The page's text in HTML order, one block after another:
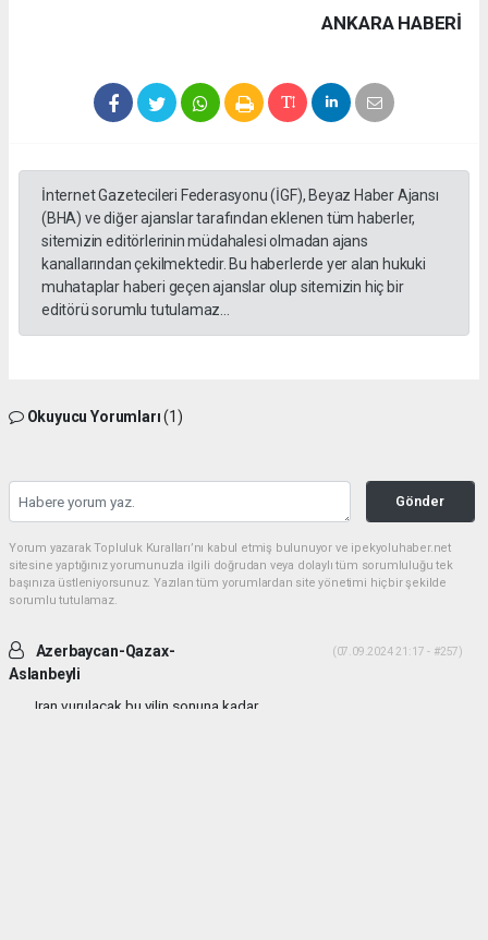
ANKARA HABERİ
İnternet Gazetecileri Federasyonu (İGF), Beyaz Haber Ajansı
(BHA) ve diğer ajanslar tarafından eklenen tüm haberler,
sitemizin editörlerinin müdahalesi olmadan ajans
kanallarından çekilmektedir. Bu haberlerde yer alan hukuki
muhataplar haberi geçen ajanslar olup sitemizin hiç bir
editörü sorumlu tutulamaz...
Okuyucu Yorumları(1)
Gönder
Yorum yazarak Topluluk Kuralları’nı kabul etmiş bulunuyor ve ipekyoluhaber.net
sitesine yaptığınız yorumunuzla ilgili doğrudan veya dolaylı tüm sorumluluğu tek
başınıza üstleniyorsunuz. Yazılan tüm yorumlardan site yönetimi hiçbir şekilde
sorumlu tutulamaz.
Azerbaycan-Qazax-
Aslanbeyli
(07.09.2024 21:17 - #257)
Iran vurulacak bu yilin sonuna kadar...